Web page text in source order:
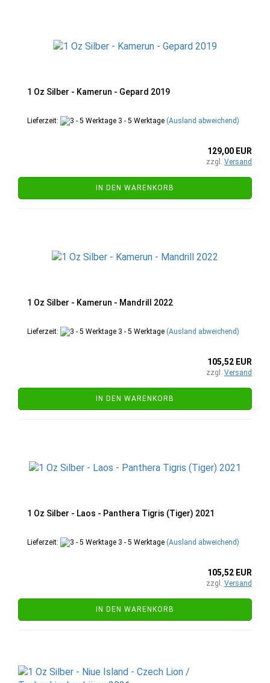
1 Oz Silber - Kamerun - Gepard 2019
Lieferzeit: 3 - 5 Werktage (Ausland abweichend)
129,00 EUR
zzgl. Versand
IN DEN WARENKORB
1 Oz Silber - Kamerun - Mandrill 2022
Lieferzeit: 3 - 5 Werktage (Ausland abweichend)
105,52 EUR
zzgl. Versand
IN DEN WARENKORB
1 Oz Silber - Laos - Panthera Tigris (Tiger) 2021
Lieferzeit: 3 - 5 Werktage (Ausland abweichend)
105,52 EUR
zzgl. Versand
IN DEN WARENKORB